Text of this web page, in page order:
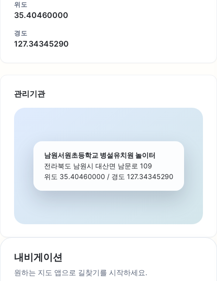
위도
35.40460000
경도
127.34345290
관리기관
남원서원초등학교 병설유치원 놀이터
전라북도 남원시 대산면 남문로 109
위도 35.40460000 / 경도 127.34345290
내비게이션
원하는 지도 앱으로 길찾기를 시작하세요.